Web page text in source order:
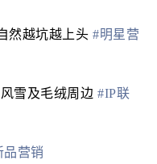
然越坑越上头 #明星营
雪及毛绒周边#IP联
品营销